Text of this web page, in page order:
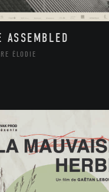
ASSEMBLED
ÉLODIE